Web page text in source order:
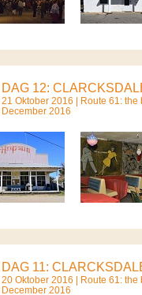
DAG 12:
21 Oktober 2016 | Route 61: the
December 2016
DAG 11:
20 Oktober 2016 | Route 61: the
December 2016